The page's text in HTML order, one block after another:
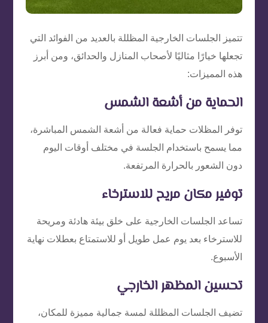
تتميز الجلسات الخارجية المظللة بالعديد من الفوائد التي
تجعلها خيارًا مثاليًا لأصحاب المنازل والحدائق، ومن أبرز
هذه المميزات:
الحماية من أشعة الشمس
توفر المظلات حماية فعالة من أشعة الشمس المباشرة،
مما يسمح باستخدام الجلسة في مختلف أوقات اليوم
دون الشعور بالحرارة المرتفعة.
توفير مكان مريح للاسترخاء
تساعد الجلسات الخارجية على خلق بيئة هادئة ومريحة
للاسترخاء بعد يوم عمل طويل أو للاستمتاع بعطلات نهاية
الأسبوع.
تحسين المظهر الخارجي
تضيف الجلسات المظللة لمسة جمالية مميزة للمكان،